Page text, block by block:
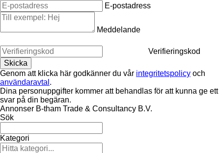
E-postadress
Meddelande
Verifieringskod
Genom att klicka här godkänner du vår integritetspolicy och
användaravtal .
Dina personuppgifter kommer att behandlas för att kunna ge ett
svar på din begäran.
Annonser B-tham Trade & Consultancy B.V.
Sök
Kategori